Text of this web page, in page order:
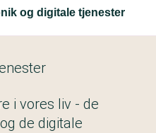
og digitale tjenester
i vores liv - de
de digitale